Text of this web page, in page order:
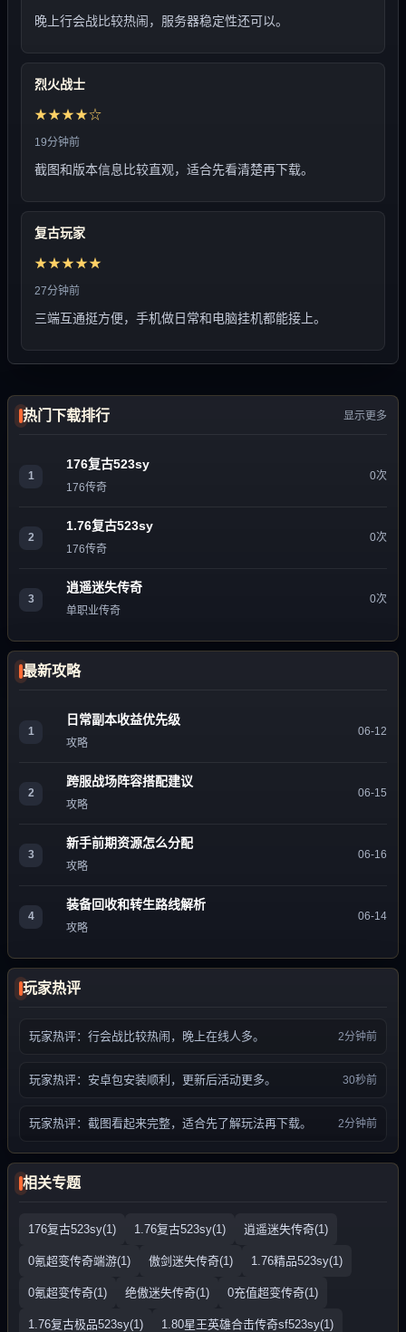
晚上行会战比较热闹，服务器稳定性还可以。
烈火战士
★★★★☆
19分钟前
截图和版本信息比较直观，适合先看清楚再下载。
复古玩家
★★★★★
27分钟前
三端互通挺方便，手机做日常和电脑挂机都能接上。
热门下载排行 显示更多
1
176复古523sy
176传奇
0次
2
1.76复古523sy
176传奇
0次
3
逍遥迷失传奇
单职业传奇
0次
最新攻略
1
日常副本收益优先级
攻略
06-12
2
跨服战场阵容搭配建议
攻略
06-15
3
新手前期资源怎么分配
攻略
06-16
4
装备回收和转生路线解析
攻略
06-14
玩家热评
玩家热评：行会战比较热闹，晚上在线人多。 2分钟前
玩家热评：安卓包安装顺利，更新后活动更多。 30秒前
玩家热评：截图看起来完整，适合先了解玩法再下载。 2分钟前
相关专题
176复古523sy(1) 1.76复古523sy(1) 逍遥迷失传奇(1)
0氪超变传奇端游(1) 傲剑迷失传奇(1) 1.76精品523sy(1)
0氪超变传奇(1) 绝傲迷失传奇(1) 0充值超变传奇(1)
1.76复古极品523sy(1) 1.80星王英雄合击传奇sf523sy(1)